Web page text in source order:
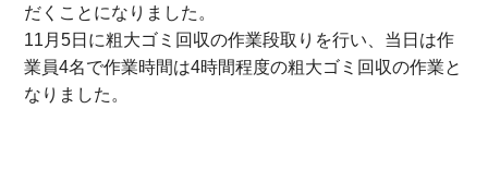
だくことになりました。
11月5日に粗大ゴミ回収の作業段取りを行い、当日は作
業員4名で作業時間は4時間程度の粗大ゴミ回収の作業と